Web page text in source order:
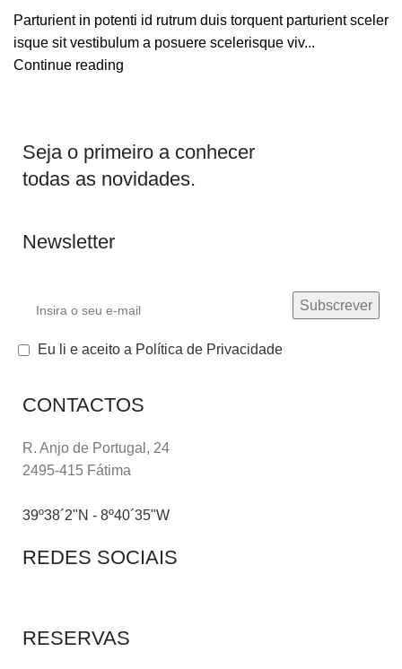
Parturient in potenti id rutrum duis torquent parturient sceler
isque sit vestibulum a posuere scelerisque viv...
Continue reading
Seja o primeiro a conhecer
todas as novidades.
Newsletter
Eu li e aceito a Política de Privacidade
CONTACTOS
R. Anjo de Portugal, 24
2495-415 Fátima
39º38´2"N - 8º40´35"W
REDES SOCIAIS
RESERVAS